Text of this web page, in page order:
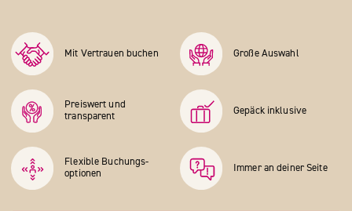
Mit Vertrauen buchen Große Auswahl
Preiswert und
transparent
Gepäck inklusive
Flexible Buchungs­
optionen
Immer an deiner Seite